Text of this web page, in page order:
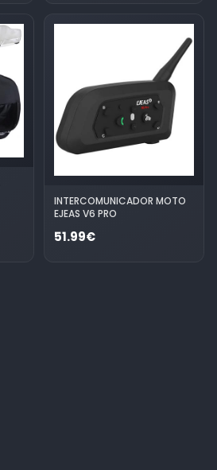
INTERCOMUNICADOR MOTO
EJEAS V6 PRO
51.99€